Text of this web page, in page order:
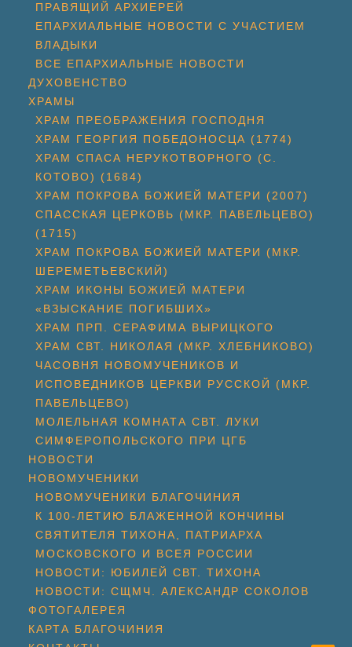
ПРАВЯЩИЙ АРХИЕРЕЙ
ЕПАРХИАЛЬНЫЕ НОВОСТИ С УЧАСТИЕМ
ВЛАДЫКИ
ВСЕ ЕПАРХИАЛЬНЫЕ НОВОСТИ
ДУХОВЕНСТВО
ХРАМЫ
ХРАМ ПРЕОБРАЖЕНИЯ ГОСПОДНЯ
ХРАМ ГЕОРГИЯ ПОБЕДОНОСЦА (1774)
ХРАМ СПАСА НЕРУКОТВОРНОГО (С.
КОТОВО) (1684)
ХРАМ ПОКРОВА БОЖИЕЙ МАТЕРИ (2007)
СПАССКАЯ ЦЕРКОВЬ (МКР. ПАВЕЛЬЦЕВО)
(1715)
ХРАМ ПОКРОВА БОЖИЕЙ МАТЕРИ (МКР.
ШЕРЕМЕТЬЕВСКИЙ)
ХРАМ ИКОНЫ БОЖИЕЙ МАТЕРИ
«ВЗЫСКАНИЕ ПОГИБШИХ»
ХРАМ ПРП. СЕРАФИМА ВЫРИЦКОГО
ХРАМ СВТ. НИКОЛАЯ (МКР. ХЛЕБНИКОВО)
ЧАСОВНЯ НОВОМУЧЕНИКОВ И
ИСПОВЕДНИКОВ ЦЕРКВИ РУССКОЙ (МКР.
ПАВЕЛЬЦЕВО)
МОЛЕЛЬНАЯ КОМНАТА СВТ. ЛУКИ
СИМФЕРОПОЛЬСКОГО ПРИ ЦГБ
НОВОСТИ
НОВОМУЧЕНИКИ
НОВОМУЧЕНИКИ БЛАГОЧИНИЯ
К 100-ЛЕТИЮ БЛАЖЕННОЙ КОНЧИНЫ
СВЯТИТЕЛЯ ТИХОНА, ПАТРИАРХА
МОСКОВСКОГО И ВСЕЯ РОССИИ
НОВОСТИ: ЮБИЛЕЙ СВТ. ТИХОНА
НОВОСТИ: СЩМЧ. АЛЕКСАНДР СОКОЛОВ
ФОТОГАЛЕРЕЯ
КАРТА БЛАГОЧИНИЯ